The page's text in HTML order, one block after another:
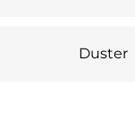
Duster